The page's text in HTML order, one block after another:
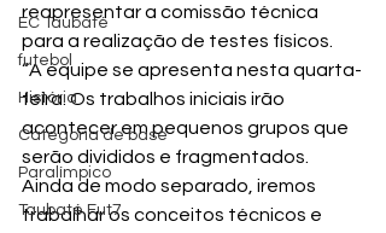
EC Taubaté
futebol
História
Categoria de base
Paralímpico
Taubaté Fut7
reapresentar a comissão técnica
para a realização de testes físicos.
“A equipe se apresenta nesta quarta-
feira. Os trabalhos iniciais irão
acontecer em pequenos grupos que
serão divididos e fragmentados.
Ainda de modo separado, iremos
trabalhar os conceitos técnicos e